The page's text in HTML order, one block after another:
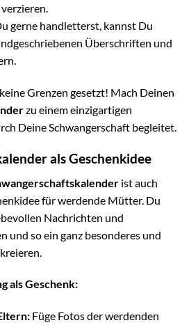
gerne handletterst, kannst Du
Überschriften und
Grenzen gesetzt! Mach Deinen
zu einem einzigartigen
Deine Schwangerschaft begleitet.
als Geschenkidee
ist auch
für werdende Mütter. Du
Nachrichten und
und so ein ganz besonderes und
als Geschenk:
Füge Fotos der werdenden